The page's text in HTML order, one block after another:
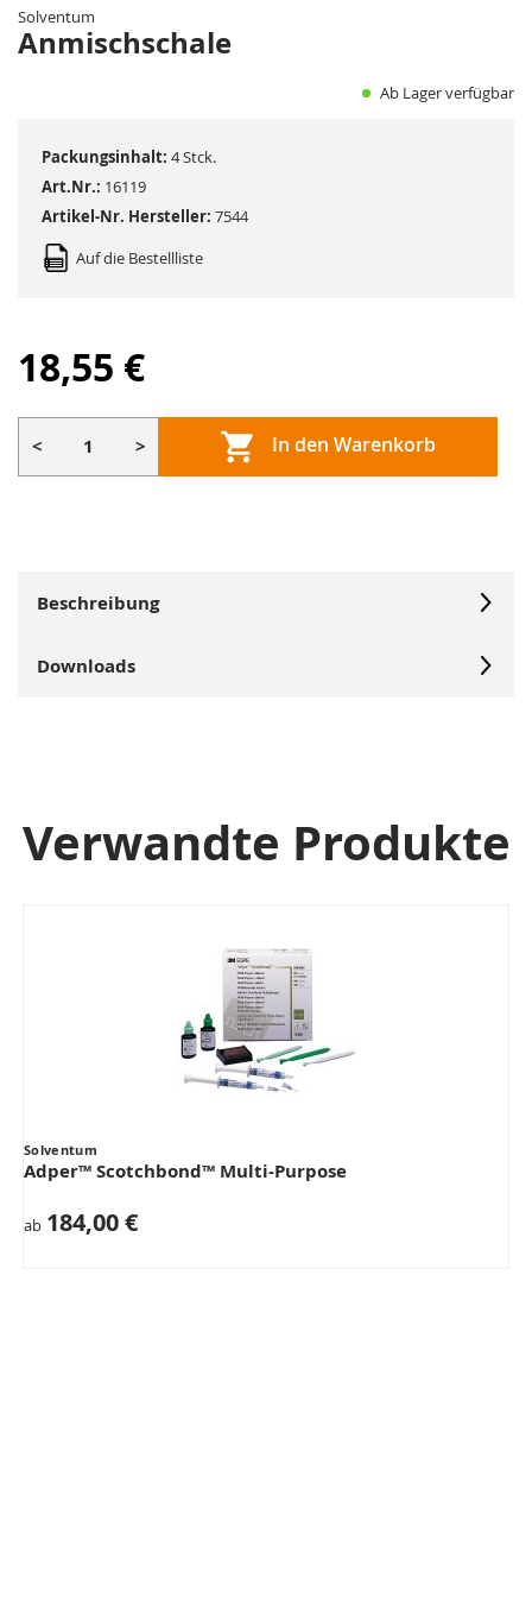
Bildergalerie
springen
Solventum
Anmischschale
Ab Lager verfügbar
Art.Nr.: 16119
Auf die Bestellliste
Artikel-Nr. Hersteller: 7544
Packungsinhalt: 4 Stck.
18,55 €
< > In den Warenkorb
Beschreibung
Downloads
Verwandte Produkte
Solventum
Adper™ Scotchbond™ Multi-Purpose
ab 184,00 €